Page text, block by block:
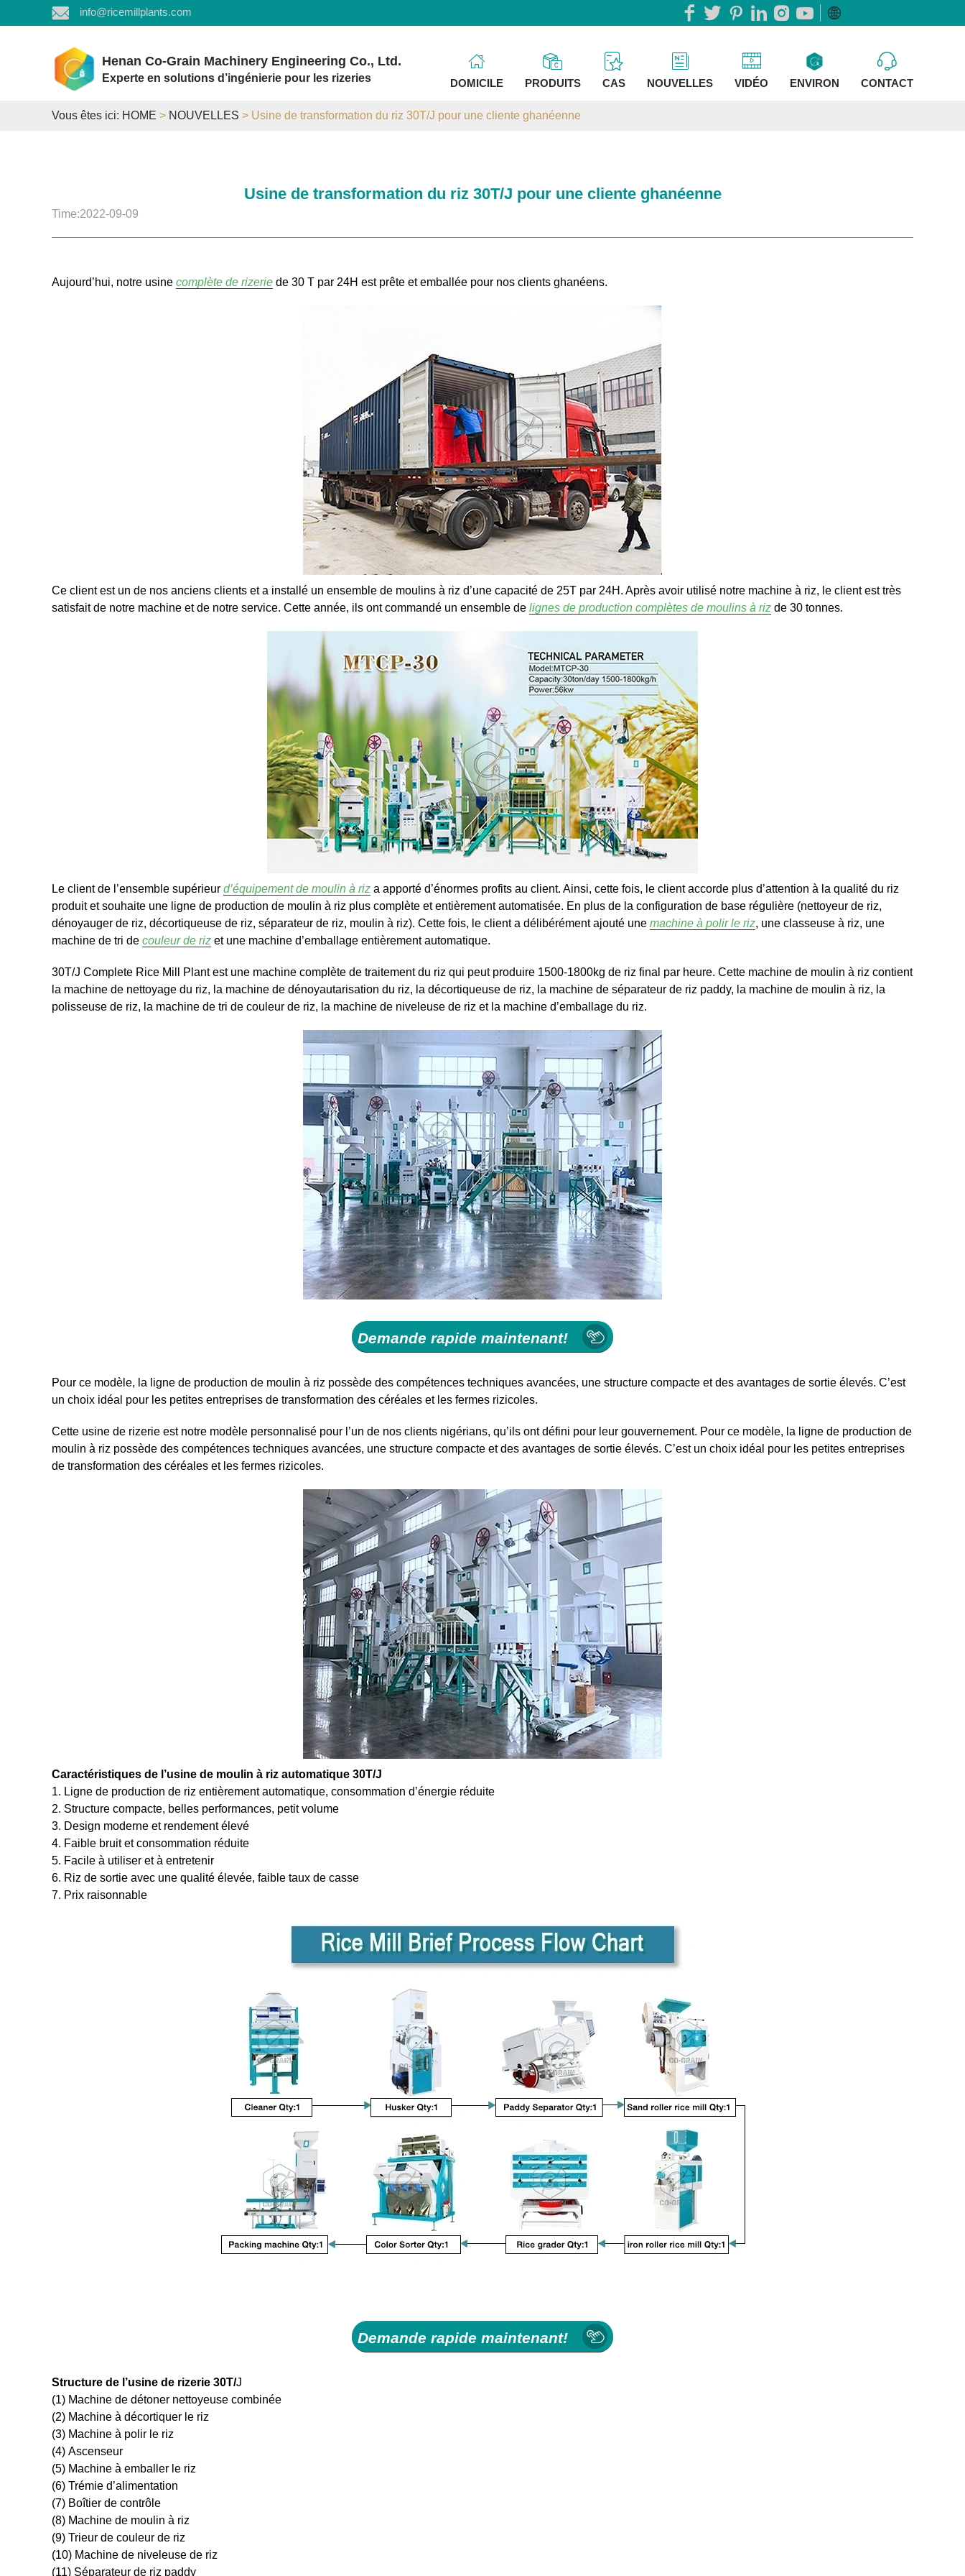
info@ricemillplants.com
Henan Co-Grain Machinery Engineering Co., Ltd.
Experte en solutions d’ingénierie pour les rizeries DOMICILE PRODUITS CAS NOUVELLES VIDÉO ENVIRON CONTACT
Vous êtes ici: HOME > NOUVELLES > Usine de transformation du riz 30T/J pour une cliente ghanéenne
Usine de transformation du riz 30T/J pour une cliente ghanéenne
Time:2022-09-09
Aujourd’hui, notre usine complète de rizerie de 30 T par 24H est prête et emballée pour nos clients ghanéens.
Ce client est un de nos anciens clients et a installé un ensemble de moulins à riz d’une capacité de 25T par 24H. Après avoir utilisé notre machine à riz, le client est très
satisfait de notre machine et de notre service. Cette année, ils ont commandé un ensemble de lignes de production complètes de moulins à riz de 30 tonnes.
Le client de l’ensemble supérieur d’équipement de moulin à riz a apporté d’énormes profits au client. Ainsi, cette fois, le client accorde plus d’attention à la qualité du riz
produit et souhaite une ligne de production de moulin à riz plus complète et entièrement automatisée. En plus de la configuration de base régulière (nettoyeur de riz,
dénoyauger de riz, décortiqueuse de riz, séparateur de riz, moulin à riz). Cette fois, le client a délibérément ajouté une machine à polir le riz, une classeuse à riz, une
machine de tri de couleur de riz et une machine d’emballage entièrement automatique.
30T/J Complete Rice Mill Plant est une machine complète de traitement du riz qui peut produire 1500-1800kg de riz final par heure. Cette machine de moulin à riz contient
la machine de nettoyage du riz, la machine de dénoyautarisation du riz, la décortiqueuse de riz, la machine de séparateur de riz paddy, la machine de moulin à riz, la
polisseuse de riz, la machine de tri de couleur de riz, la machine de niveleuse de riz et la machine d’emballage du riz.
Demande rapide maintenant!
Pour ce modèle, la ligne de production de moulin à riz possède des compétences techniques avancées, une structure compacte et des avantages de sortie élevés. C’est
un choix idéal pour les petites entreprises de transformation des céréales et les fermes rizicoles.
Cette usine de rizerie est notre modèle personnalisé pour l’un de nos clients nigérians, qu’ils ont défini pour leur gouvernement. Pour ce modèle, la ligne de production de
moulin à riz possède des compétences techniques avancées, une structure compacte et des avantages de sortie élevés. C’est un choix idéal pour les petites entreprises
de transformation des céréales et les fermes rizicoles.
Caractéristiques de l’usine de moulin à riz automatique 30T/J
1. Ligne de production de riz entièrement automatique, consommation d’énergie réduite
2. Structure compacte, belles performances, petit volume
3. Design moderne et rendement élevé
4. Faible bruit et consommation réduite
5. Facile à utiliser et à entretenir
6. Riz de sortie avec une qualité élevée, faible taux de casse
7. Prix raisonnable
Demande rapide maintenant!
Structure de l’usine de rizerie 30T/J
(1) Machine de détoner nettoyeuse combinée
(2) Machine à décortiquer le riz
(3) Machine à polir le riz
(4) Ascenseur
(5) Machine à emballer le riz
(6) Trémie d’alimentation
(7) Boîtier de contrôle
(8) Machine de moulin à riz
(9) Trieur de couleur de riz
(10) Machine de niveleuse de riz
(11) Séparateur de riz paddy